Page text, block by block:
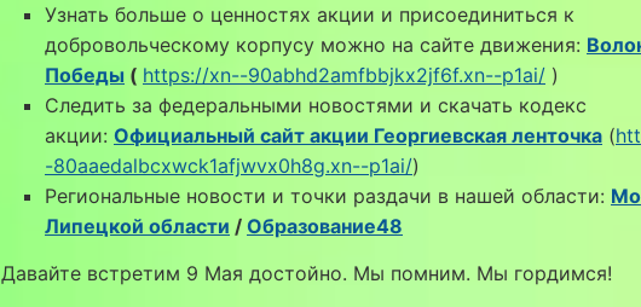
Узнать больше о ценностях акции и присоединиться к
добровольческому корпусу можно на сайте движения:
Победы ( https://xn--90abhd2amfbbjkx2jf6f.xn--p1ai/ )
Следить за федеральными новостями и скачать кодекс
акции: Официальный сайт акции Георгиевская ленточка (
-80aaedalbcxwck1afjwvx0h8g.xn--p1ai/)
Региональные новости и точки раздачи в нашей области:
Липецкой области / Образование48
Давайте встретим 9 Мая достойно. Мы помним. Мы гордимся!